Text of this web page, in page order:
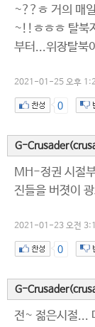
~??ㅎ 거의 매
~!!ㅎㅎㅎ 탈북
부터...위장탈북
2021-01-25 오후
0
G-
MH-정권 시절
진들을 버졋이
2021-01-23 오전
0
G-
전~ 젊은시절...